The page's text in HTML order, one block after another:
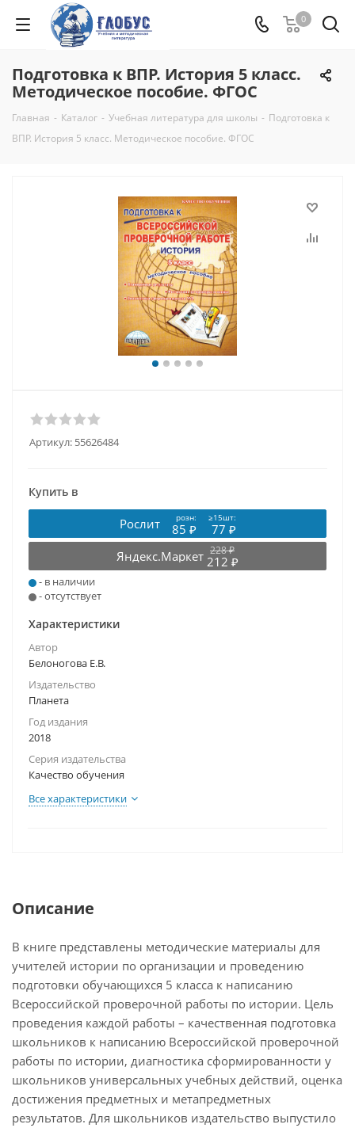
0
Подготовка к ВПР. История 5 класс.
Методическое пособие. ФГОС
Главная - Каталог - Учебная литература для школы - Подготовка к
ВПР. История 5 класс. Методическое пособие. ФГОС
Артикул: 55626484
Купить в
Рослит розн: ≥15шт:
85 ₽
77 ₽
Яндекс.Маркет 228 ₽
212 ₽
- в наличии
- отсутствует
Характеристики
Автор
Белоногова Е.В.
Издательство
Планета
Год издания
2018
Серия издательства
Качество обучения
Все характеристики
Описание
В книге представлены методические материалы для
учителей истории по организации и проведению
подготовки обучающихся 5 класса к написанию
Всероссийской проверочной работы по истории. Цель
проведения каждой работы – качественная подготовка
школьников к написанию Всероссийской проверочной
работы по истории, диагностика сформированности у
школьников универсальных учебных действий, оценка
достижения предметных и метапредметных
результатов. Для школьников издательство выпустило